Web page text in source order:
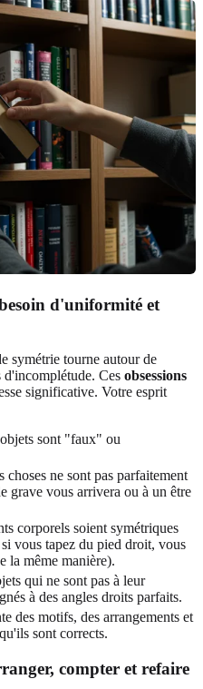
d'uniformité et
symétrie tourne autour de
d'incomplétude. Ces obsessions
significative. Votre esprit
sont "faux" ou
ne sont pas parfaitement
grave vous arrivera ou à un être
corporels soient symétriques
vous tapez du pied droit, vous
la même manière).
qui ne sont pas à leur
à des angles droits parfaits.
des motifs, des arrangements et
sont corrects.
compter et refaire